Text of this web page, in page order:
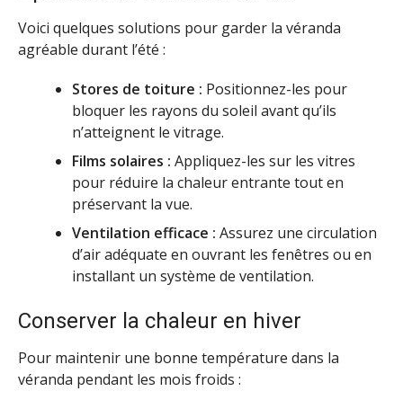
Voici quelques solutions pour garder la véranda
agréable durant l’été :
Stores de toiture : Positionnez-les pour
bloquer les rayons du soleil avant qu’ils
n’atteignent le vitrage.
Films solaires : Appliquez-les sur les vitres
pour réduire la chaleur entrante tout en
préservant la vue.
Ventilation efficace : Assurez une circulation
d’air adéquate en ouvrant les fenêtres ou en
installant un système de ventilation.
Conserver la chaleur en hiver
Pour maintenir une bonne température dans la
véranda pendant les mois froids :